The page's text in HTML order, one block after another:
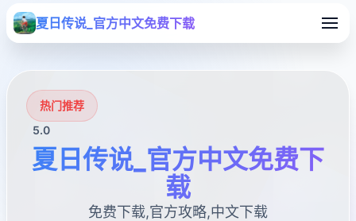
夏日传说_官方中文免费下载
热门推荐
5.0
夏日传说_官方中文免费下
载
免费下载,官方攻略,中文下载